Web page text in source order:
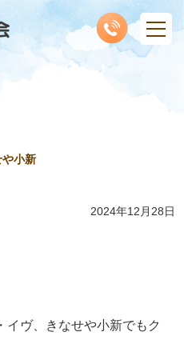
小新
2024年12月28日
イヴ、きなせや小新でもク